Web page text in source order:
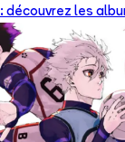
découvrez les